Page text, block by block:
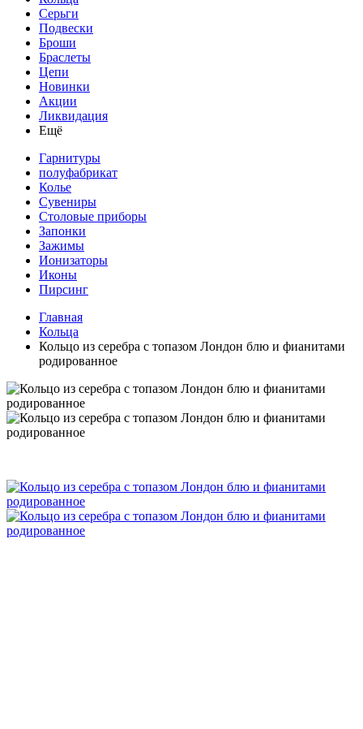
Серьги
Подвески
Броши
Браслеты
Цепи
Новинки
Акции
Ликвидация
Ещё
Гарнитуры
полуфабрикат
Колье
Сувениры
Столовые приборы
Запонки
Зажимы
Ионизаторы
Иконы
Пирсинг
Главная
Кольца
Кольцо из серебра с топазом Лондон блю и фианитами
родированное